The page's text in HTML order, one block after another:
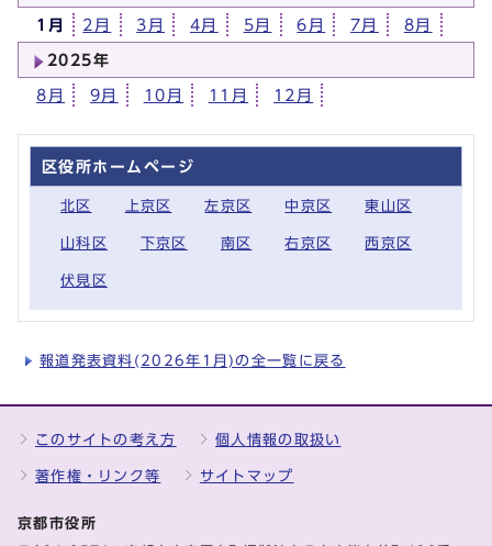
1月 2月 3月 4月 5月 6月 7月 8月
2025年
8月 9月 10月 11月 12月
区役所ホームページ
北区 上京区 左京区 中京区 東山区
山科区 下京区 南区 右京区 西京区
伏見区
報道発表資料(2026年1月)の全一覧に戻る
このサイトの考え方 個人情報の取扱い
著作権・リンク等 サイトマップ
京都市役所